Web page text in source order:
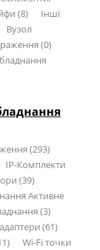
(8)
Інші
Вузол
(0)
(293)
IP-Комплекти
(39)
Активне
(3)
(61)
Wi-Fi точки